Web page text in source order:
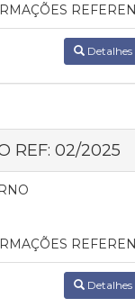
Detalhes
REF: 02/2025
Detalhes